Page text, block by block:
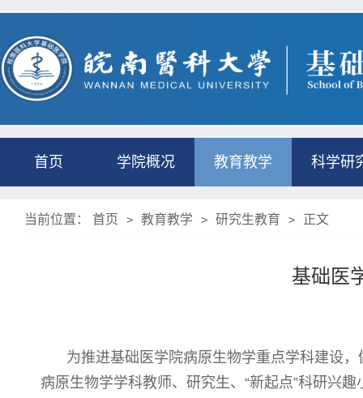
首页 学院概况 教育教学 科学研
当前位置： 首页 > 教育教学 > 研究生教育 > 正文
基础医
为推进基础医学院病原生物学重点学科建设
病原生物学学科教师、研究生、“新起点”科研兴